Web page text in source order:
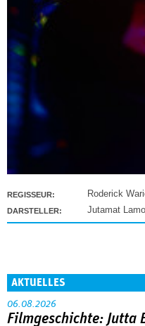
REGISSEUR: Roderick
DARSTELLER: Jutamat
AKTUELLES
06.08.2026
Filmgeschichte: Jutta